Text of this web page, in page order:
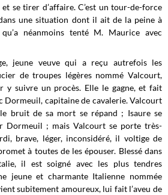
se tirer d’affaire. C’est un tour-de-force
une situation dont il ait de la peine à
néanmoins tenté M. Maurice avec
jeune veuve qui a reçu autrefois les
de troupes légères nommé Valcourt,
y suivre un procès. Elle le gagne, et fait
Dormeuil, capitaine de cavalerie. Valcourt
bruit de sa mort se répand ; Isaure se
Dormeuil ; mais Valcourt se porte très-
brave, léger, inconsidéré, il voltige de
à toutes de les épouser. Blessé dans
il est soigné avec les plus tendres
jeune et charmante Italienne nommée
subitement amoureux, lui fait l’aveu de